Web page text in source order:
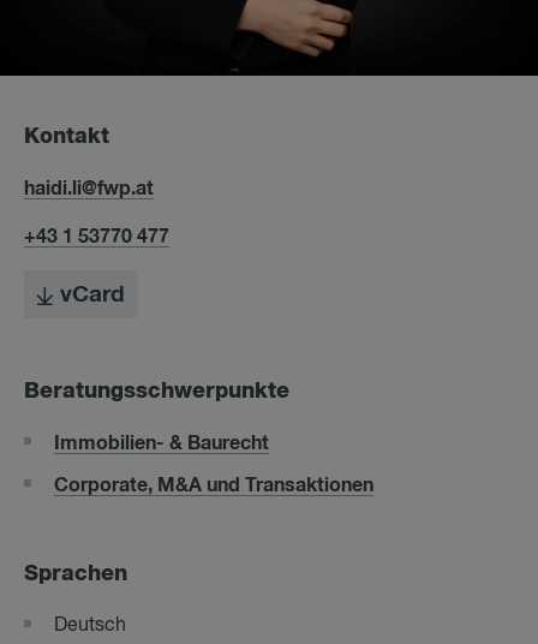
Kontakt
haidi.li@fwp.at
+43 1 53770 477
vCard
Beratungsschwerpunkte
Immobilien- & Baurecht
Corporate, M&A und Transaktionen
Sprachen
Deutsch